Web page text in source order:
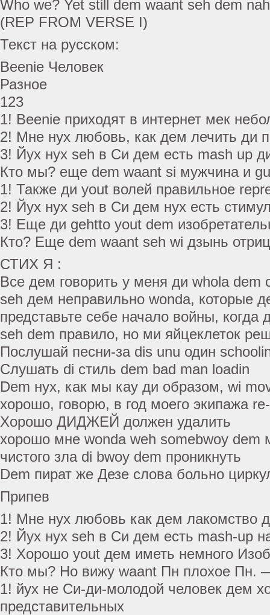
Who we? Yet still dem waant seh dem
(REP FROM VERSE I)
Текст на русском:
Beenie Человек
Разное
123
1! Beenie приходят в интернет мек
2! Мне нух любовь, как дем лечить ди
3! Йух нух seh в Си дем есть mash up
Кто мы? еще dem waant si мужчина и
1! Также ди yout волей правильное
2! Йух нух seh в Си дем нух есть
3! Еще ди gehtto yout dem
Кто? Еще dem waant seh wi дзынь
СТИХ Я :
Все дем говорить у меня ди whola dem
seh дем неправильно wonda, которые
представьте себе начало войны, когда
seh dem правило, но ми яйцеклеток
Послушай песни-за dis unu один
Слушать di стиль dem bad man loadin
Dem нух, как мы кау ди образом, wi
хорошо, говорю, в год моего экипажа
Хорошо ДИДЖЕЙ должен удалить
хорошо мне wonda weh somebwoy dem
чистого зла di bwoy dem проникнуть
Dem пират же Дезе слова больно
Припев
1! Мне нух любовь как дем лакомство
2! Йух нух seh в Си дем есть mash-up
3! Хорошо yout дем иметь немного
Кто мы? Но вижу waant Пн плохое Пн.
1! йух не Си-ди-молодой человек дем
представительных